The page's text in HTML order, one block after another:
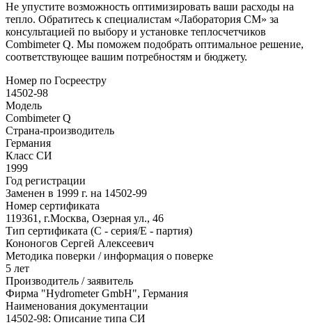
Не упустите возможность оптимизировать ваши расходы на
тепло. Обратитесь к специалистам «Лаборатория СМ» за
консультацией по выбору и установке теплосчетчиков
Combimeter Q. Мы поможем подобрать оптимальное решение,
соответствующее вашим потребностям и бюджету.
Номер по Госреестру
14502-98
Модель
Combimeter Q
Страна-производитель
Германия
Класс СИ
1999
Год регистрации
Заменен в 1999 г. на 14502-99
Номер сертификата
119361, г.Москва, Озерная ул., 46
Тип сертификата (C - серия/E - партия)
Кононогов Сергей Алексеевич
Методика поверки / информация о поверке
5 лет
Производитель / заявитель
Фирма "Hydrometer GmbH", Германия
Наименования документации
14502-98: Описание типа СИ